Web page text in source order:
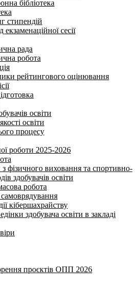
бібліотека
стипендій
екзаменаційної сесії
рада
робота
рейтингового оцінювання
освіти
освіти
процесу
роботи 2025-2026
фізичного виховання та спортивно-
здобувачів освіти
робота
кібершахрайству
здобувача освіти в закладі
проєктів ОПП 2026